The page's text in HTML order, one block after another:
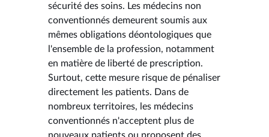
sécurité des soins. Les médecins non
conventionnés demeurent soumis aux
mêmes obligations déontologiques que
l'ensemble de la profession, notamment
en matière de liberté de prescription.
Surtout, cette mesure risque de pénaliser
directement les patients. Dans de
nombreux territoires, les médecins
conventionnés n'acceptent plus de
nouveaux patients ou proposent des